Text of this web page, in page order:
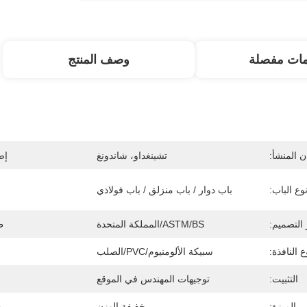
مفصلة وصف المنتج
المنشأ: تشينغداو، شاندونغ
نوع الباب: باب دوار / باب منزلق / باب فولاذي
التصميم: ASTM/BS/المملكة المتحدة
النافذة: سبيكة الألومنيوم/PVC/الصلب
التثبيت: توجيهات المهندس في الموقع